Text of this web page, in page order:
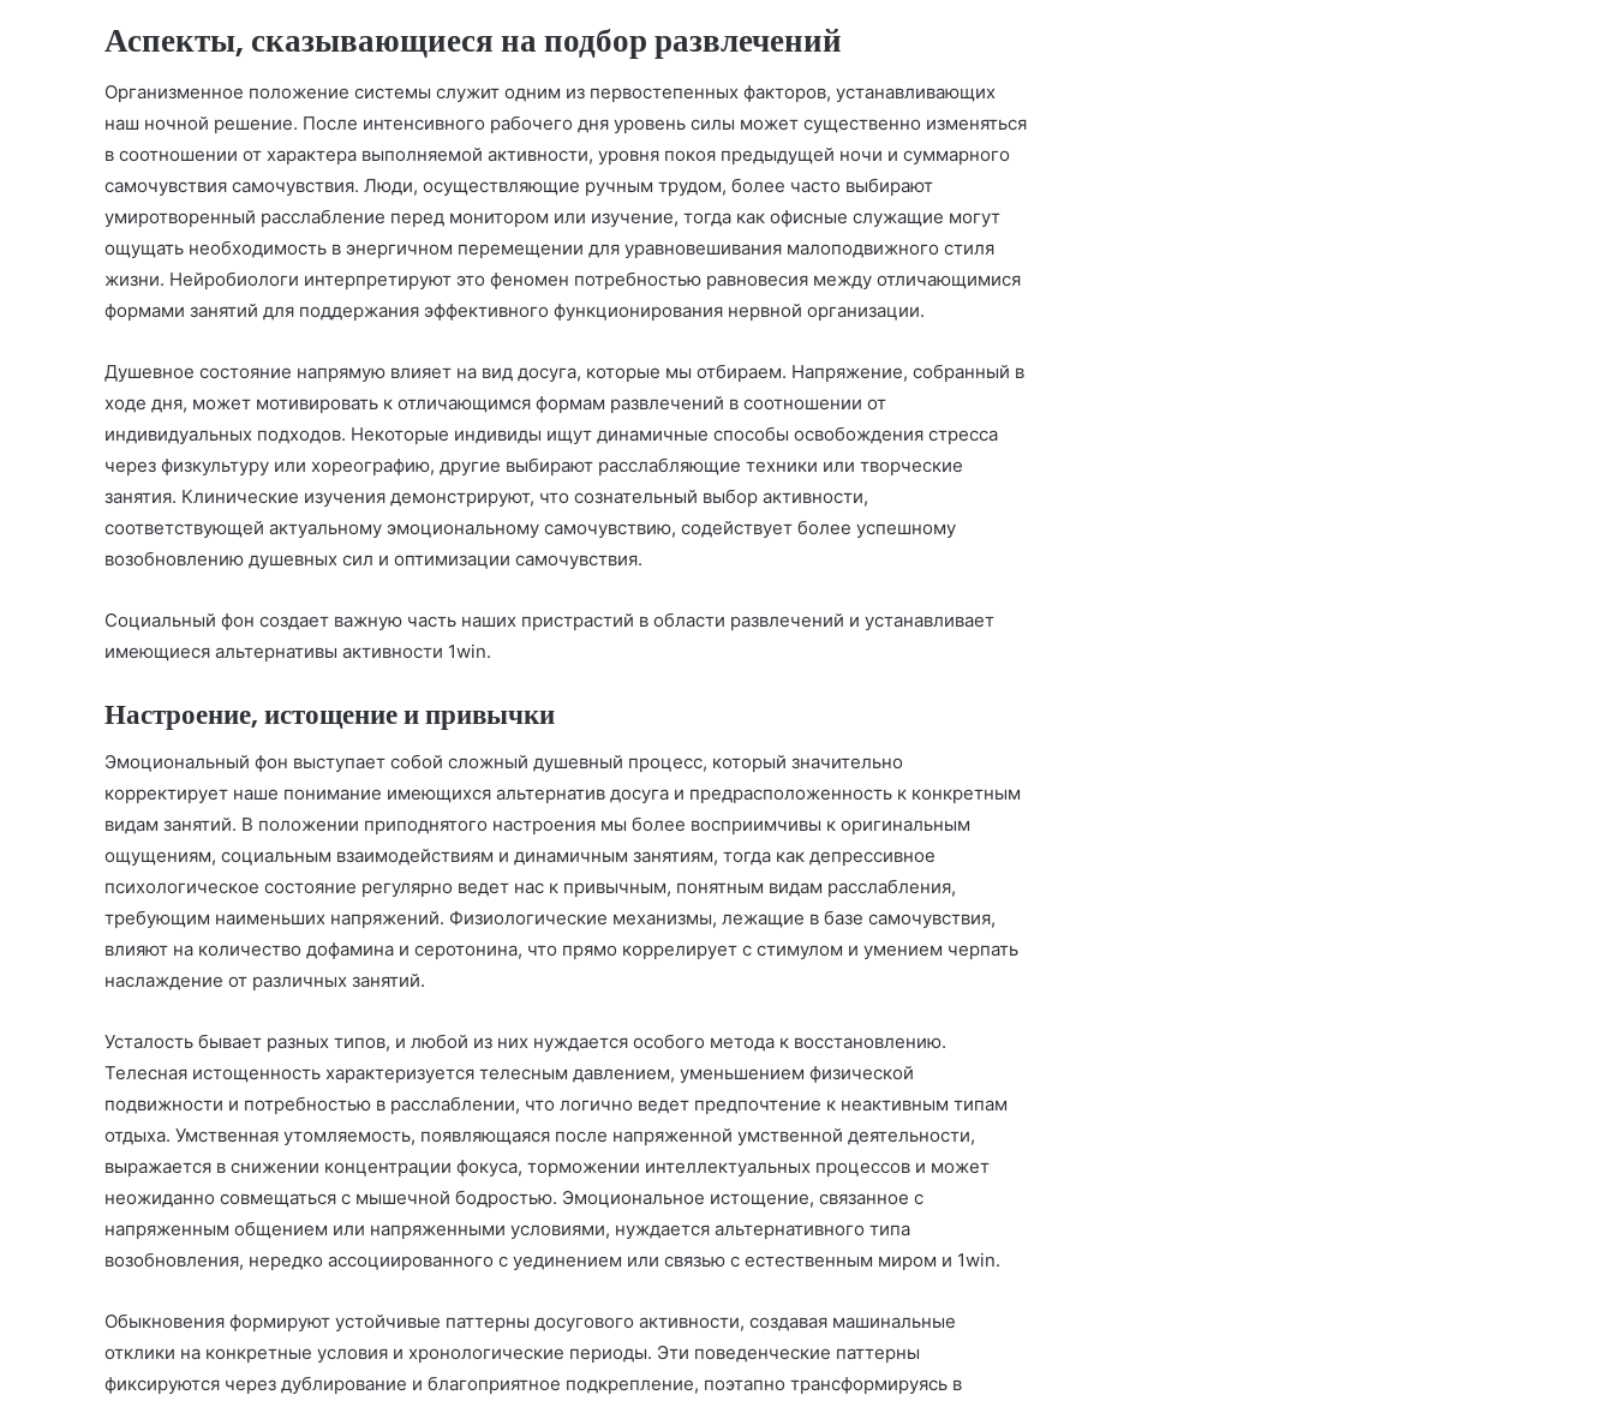
Аспекты, сказывающиеся на подбор развлечений
Организменное положение системы служит одним из первостепенных факторов, устанавливающих
наш ночной решение. После интенсивного рабочего дня уровень силы может существенно изменяться
в соотношении от характера выполняемой активности, уровня покоя предыдущей ночи и суммарного
самочувствия самочувствия. Люди, осуществляющие ручным трудом, более часто выбирают
умиротворенный расслабление перед монитором или изучение, тогда как офисные служащие могут
ощущать необходимость в энергичном перемещении для уравновешивания малоподвижного стиля
жизни. Нейробиологи интерпретируют это феномен потребностью равновесия между отличающимися
формами занятий для поддержания эффективного функционирования нервной организации.
Душевное состояние напрямую влияет на вид досуга, которые мы отбираем. Напряжение, собранный в
ходе дня, может мотивировать к отличающимся формам развлечений в соотношении от
индивидуальных подходов. Некоторые индивиды ищут динамичные способы освобождения стресса
через физкультуру или хореографию, другие выбирают расслабляющие техники или творческие
занятия. Клинические изучения демонстрируют, что сознательный выбор активности,
соответствующей актуальному эмоциональному самочувствию, содействует более успешному
возобновлению душевных сил и оптимизации самочувствия.
Социальный фон создает важную часть наших пристрастий в области развлечений и устанавливает
имеющиеся альтернативы активности 1win.
Настроение, истощение и привычки
Эмоциональный фон выступает собой сложный душевный процесс, который значительно
корректирует наше понимание имеющихся альтернатив досуга и предрасположенность к конкретным
видам занятий. В положении приподнятого настроения мы более восприимчивы к оригинальным
ощущениям, социальным взаимодействиям и динамичным занятиям, тогда как депрессивное
психологическое состояние регулярно ведет нас к привычным, понятным видам расслабления,
требующим наименьших напряжений. Физиологические механизмы, лежащие в базе самочувствия,
влияют на количество дофамина и серотонина, что прямо коррелирует с стимулом и умением черпать
наслаждение от различных занятий.
Усталость бывает разных типов, и любой из них нуждается особого метода к восстановлению.
Телесная истощенность характеризуется телесным давлением, уменьшением физической
подвижности и потребностью в расслаблении, что логично ведет предпочтение к неактивным типам
отдыха. Умственная утомляемость, появляющаяся после напряженной умственной деятельности,
выражается в снижении концентрации фокуса, торможении интеллектуальных процессов и может
неожиданно совмещаться с мышечной бодростью. Эмоциональное истощение, связанное с
напряженным общением или напряженными условиями, нуждается альтернативного типа
возобновления, нередко ассоциированного с уединением или связью с естественным миром и 1win.
Обыкновения формируют устойчивые паттерны досугового активности, создавая машинальные
отклики на конкретные условия и хронологические периоды. Эти поведенческие паттерны
фиксируются через дублирование и благоприятное подкрепление, поэтапно трансформируясь в